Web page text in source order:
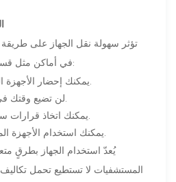
تؤثر سهولة نقل الجهاز على طريقة
في أماكن مثل قسم الطوارئ وأقسام الأطفال:
يُعدّ استخدام الجهاز بطرقٍ
المستشفيات لا تستطيع تحمل